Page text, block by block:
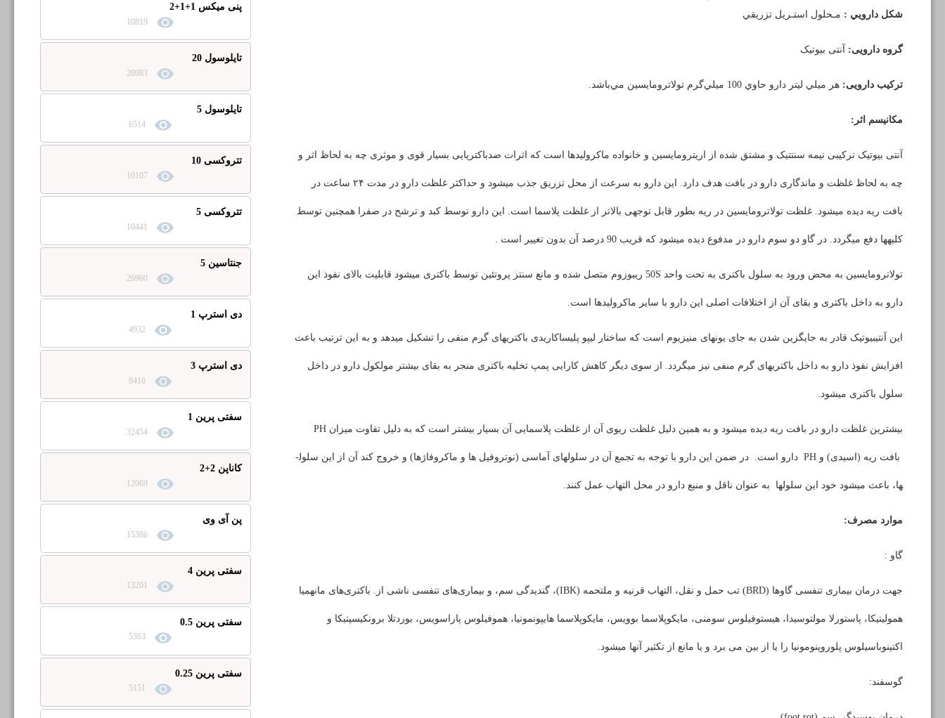
شكل دارويي : مـحلول استـريل تزريقي
گروه دارویی: آنتی بیوتیک
ترکیب دارویی: هر ميلي ليتر دارو حاوي 100 ميلي‌گرم تولاترومایسین مي‌باشد.
مکانیسم اثر:
آنتی بیوتیک ترکیبی نیمه سنتتیک و مشتق شده از اریترومایسین و خانواده ماکرولیدها است که اثرات ضدباکتریایی بسیار قوی و موثری چه به لحاظ اثر و
چه به لحاظ غلظت و ماندگاری دارو در بافت هدف دارد. این دارو به سرعت از محل تزریق جذب می­شود و حداکثر غلظت دارو در مدت ۲۴ ساعت در
بافت ریه دیده می­شود. غلظت تولاترومایسین در ریه بطور قابل توجهی بالاتر از غلظت پلاسما است. این دارو توسط کبد و ترشح در صفرا همچنین توسط
کلیه­ها دفع می­گردد. در گاو دو سوم دارو در مدفوع دیده می­شود که قریب 90 درصد آن بدون تغییر است .
تولاترومایسین به محض ورود به سلول باکتری به تحت واحد S 50 ریبوزوم متصل شده و مانع سنتز پروتئین توسط باکتری می­شود قابلیت بالای نفوذ این
دارو به داخل باکتری و بقای آن از اختلافات اصلی این دارو با سایر ماکرولید­ها است.
این آنتی­بیوتیک قادر به جایگزین شدن به جای یون­های منیزیوم است که ساختار لیپو پلی­ساکاریدی باکتری­های گرم منفی را تشکیل می­دهد و به این ترتیب باعث
افزایش نفوذ دارو به داخل باکتری­های گرم منفی نیز می­گردد. از سوی دیگر کاهش کارایی پمپ تخلیه باکتری منجر به بقای بیشتر مولکول دارو در داخل
سلول باکتری می­شود.
بیشترین غلظت دارو در بافت ریه دیده می­شود و به همین دلیل غلظت ریوی آن از غلظت پلاسمایی آن بسیار بیشتر است که به دلیل تفاوت میزان PH
بافت ریه (اسیدی) و PHدارو است. در ضمن این دارو با توجه به تجمع آن در سلول­های آماسی (نوتروفیل ها و ماکروفاژها) و خروج کند آن از این سلول­
ها، باعث می­شود خود این سلول­ها به عنوان ناقل و منبع دارو در محل التهاب عمل کنند.
موارد مصرف:
گاو :
جهت درمان بیماری تنفسی گاوها (BRD) تب حمل و نقل، التهاب قرنیه و ملتحمه (IBK)، گندیدگی سم، و بیماری‌های تنفسی ناشی از. باکتری‌های مانهمیا
همولیتیکا، پاستورلا مولتوسیدا، هیستوفیلوس سومنی، مایکوپلاسما بوویس، مایکوپلاسما هایپونمونیا، هموفیلوس پاراسویس، بوردتلا برونکیسپتیکا و
اکتینوباسیلوس پلوروپنومونیا را یا از بین می برد و یا مانع از تکثیر آنها می­شود.
گوسفند:
پنی میکس 1+1+2
10819
تایلوسول 20
20983
تایلوسول 5
6514
تتروکسی 10
10107
تتروکسی 5
10441
جنتاسین 5
26960
دی استرپ 1
4932
دی استرپ 3
8416
سفتی پرین 1
32454
کاناپن 2+2
12069
پن آی وی
15386
سفتی پرین 4
13201
سفتی پرین 0.5
5363
سفتی پرین 0.25
5151